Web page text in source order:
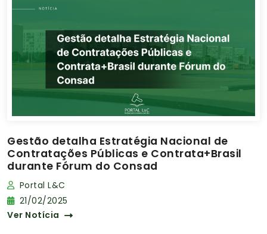
Gestão detalha Estratégia Nacional de
Contratações Públicas e Contrata+Brasil
durante Fórum do Consad
Portal L&C
21/02/2025
Ver Notícia